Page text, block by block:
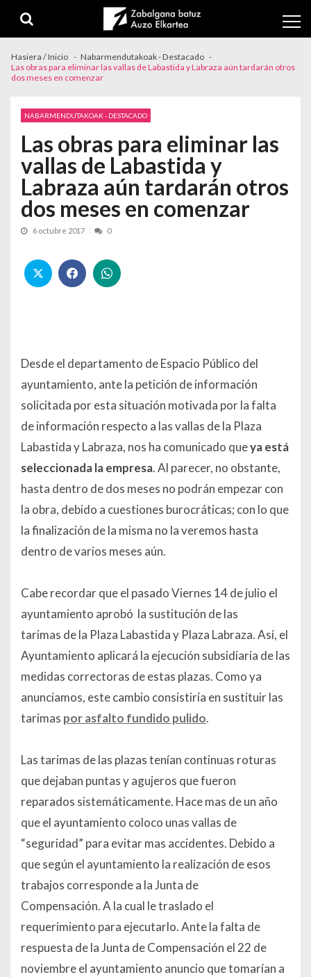
Hasiera / Inicio
Nabarmendutakoak - Destacado
Las obras para eliminar las vallas de Labastida y Labraza aún tardarán otros
dos meses en comenzar
NABARMENDUTAKOAK - DESTACADO
Las obras para eliminar las
vallas de Labastida y
Labraza aún tardarán otros
dos meses en comenzar
6 octubre 2017 0
Desde el departamento de Espacio Público del
ayuntamiento, ante la petición de información
solicitada por esta situación motivada por la falta
de información respecto a las vallas de la Plaza
Labastida y Labraza, nos ha comunicado queya está
seleccionada la empresa. Al parecer, no obstante,
hasta dentro de dos meses no podrán empezar con
la obra, debido a cuestiones burocráticas; con lo que
la finalización de la misma no la veremos hasta
dentro de varios meses aún.
Cabe recordar que el pasado Viernes 14 de julio el
ayuntamiento aprobó la sustitución de las
tarimas de la Plaza Labastida y Plaza Labraza. Así, el
Ayuntamiento aplicará la ejecución subsidiaria de las
medidas correctoras de estas plazas. Como ya
anunciamos, este cambio consistiría en sustituir las
tarimas por asfalto fundido pulido.
Las tarimas de las plazas tenían continuas roturas
que dejaban puntas y agujeros que fueron
reparados sistemáticamente. Hace mas de un año
que el ayuntamiento coloco unas vallas de
“seguridad” para evitar mas accidentes. Debido a
que según el ayuntamiento la realización de esos
trabajos corresponde a la Junta de
Compensación. A la cual le traslado el
requerimiento para ejecutarlo. Ante la falta de
respuesta de la Junta de Compensación el 22 de
noviembre el ayuntamiento anuncio que tomarían a